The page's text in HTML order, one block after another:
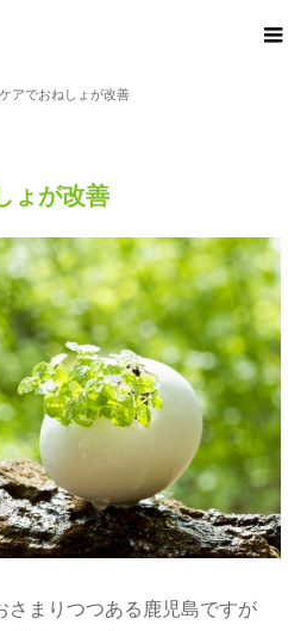
アでおねしょが改善
ょが改善
さまりつつある鹿児島ですが